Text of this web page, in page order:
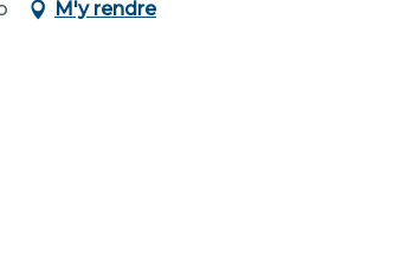
M'y rendre